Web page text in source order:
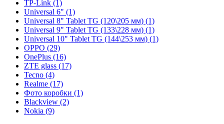
TP-Link (1)
Universal 6" (1)
Universal 8" Tablet TG (120\205 мм) (1)
Universal 9" Tablet TG (133\228 мм) (1)
Universal 10" Tablet TG (144\253 мм) (1)
OPPO (29)
OnePlus (16)
ZTE glass (17)
Tecno (4)
Realme (17)
Фото коробки (1)
Blackview (2)
Nokia (9)